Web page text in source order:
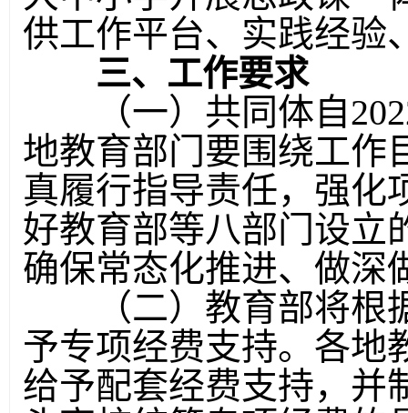
供工作平台、实践经验
三、工作要求
（一）共同体自
地教育部门要围绕工作
真履行指导责任，强化
好教育部等八部门设立
确保常态化推进、做深
（二）教育部将根
予专项经费支持。各地
给予配套经费支持，并